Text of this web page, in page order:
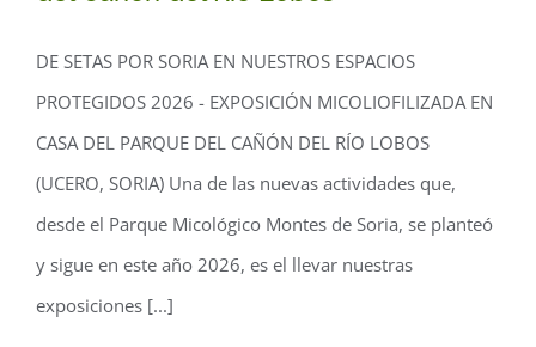
Espacios Protegidos 2026:
DE SETAS POR SORIA EN NUESTROS ESPACIOS
PROTEGIDOS 2026 - EXPOSICIÓN MICOLIOFILIZADA EN
CASA DEL PARQUE DEL CAÑÓN DEL RÍO LOBOS
(UCERO, SORIA) Una de las nuevas actividades que,
desde el Parque Micológico Montes de Soria, se planteó
y sigue en este año 2026, es el llevar nuestras
exposiciones [...]